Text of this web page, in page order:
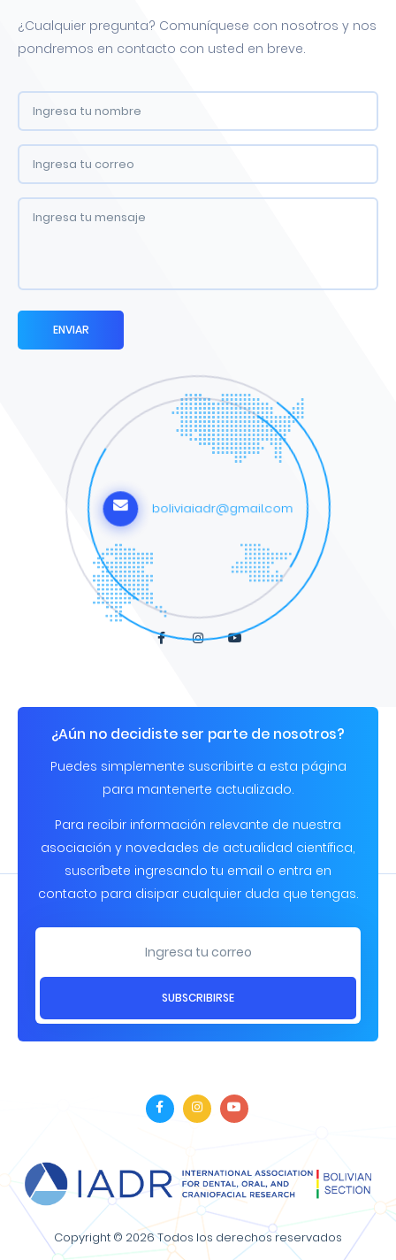
¿Cualquier pregunta? Comuníquese con nosotros y nos
pondremos en contacto con usted en breve.
ENVIAR
boliviaiadr@gmail.com
¿Aún no decidiste ser parte de nosotros?
Puedes simplemente suscribirte a esta página
para mantenerte actualizado.
Para recibir información relevante de nuestra
asociación y novedades de actualidad científica,
suscríbete ingresando tu email o entra en
contacto para disipar cualquier duda que tengas.
SUBSCRIBIRSE
Copyright © 2026 Todos los derechos reservados